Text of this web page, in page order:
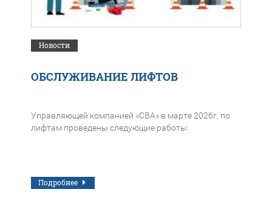
Новости
ОБСЛУЖИВАНИЕ ЛИФТОВ
Управляющей компанией «СВА» в марте 2026г. по
лифтам проведены следующие работы:
Подробнее